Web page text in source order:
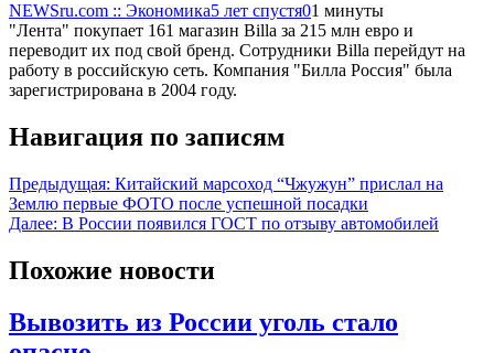
NEWSru.com :: Экономика5 лет спустя01 минуты
"Лента" покупает 161 магазин Billа за 215 млн евро и
переводит их под свой бренд. Сотрудники Billа перейдут на
работу в российскую сеть. Компания "Билла Россия" была
зарегистрирована в 2004 году.
Навигация по записям
Предыдущая: Китайский марсоход “Чжужун” прислал на
Землю первые ФОТО после успешной посадки
Далее: В России появился ГОСТ по отзыву автомобилей
Похожие новости
Вывозить из России уголь стало